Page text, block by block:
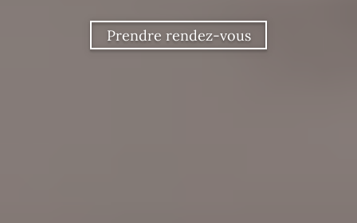
Prendre rendez-vous